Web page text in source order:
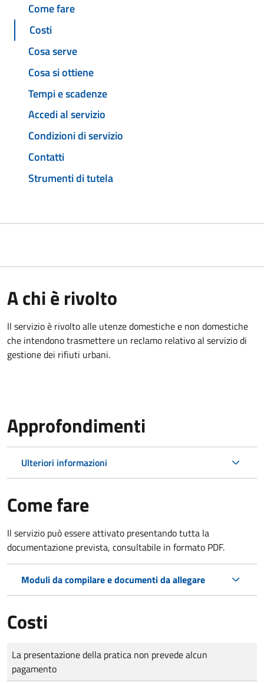
Come fare
Costi
Cosa serve
Cosa si ottiene
Tempi e scadenze
Accedi al servizio
Condizioni di servizio
Contatti
Strumenti di tutela
A chi è rivolto
Il servizio è rivolto alle utenze domestiche e non domestiche
che intendono trasmettere un reclamo relativo al servizio di
gestione dei rifiuti urbani.
Approfondimenti
Ulteriori informazioni
Come fare
Il servizio può essere attivato presentando tutta la
documentazione prevista, consultabile in formato PDF.
Moduli da compilare e documenti da allegare
Costi
Tipo di pagamento
Importo
La presentazione della pratica non prevede alcun
pagamento